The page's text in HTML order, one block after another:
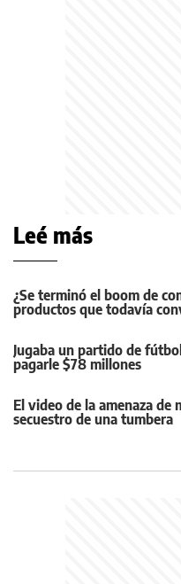
Leé más
¿Se terminó el boom de
productos que todavía
Jugaba un partido de
pagarle $78 millones
El video de la amenaza de
secuestro de una tumbera